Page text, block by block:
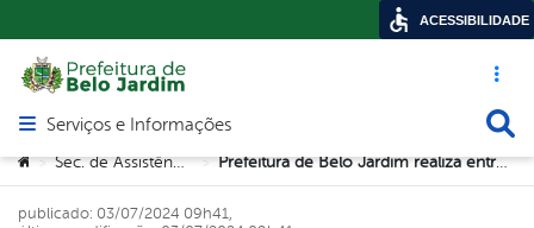
Acesso
Abrir menu principal de navegação
Serviços e Informações
Você está aqui:
> Sec. de Assistência Social > Prefeitura de Belo Jardim realiza entrega de cestas básicas para usuários do CRAS
publicado: 03/07/2024 09h41,
ACESSIBILIDADE